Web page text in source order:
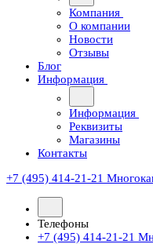
Компания
О компании
Новости
Отзывы
Блог
Информация
Информация
Реквизиты
Магазины
Контакты
+7 (495) 414-21-21
Телефоны
+7 (495) 414-21-21